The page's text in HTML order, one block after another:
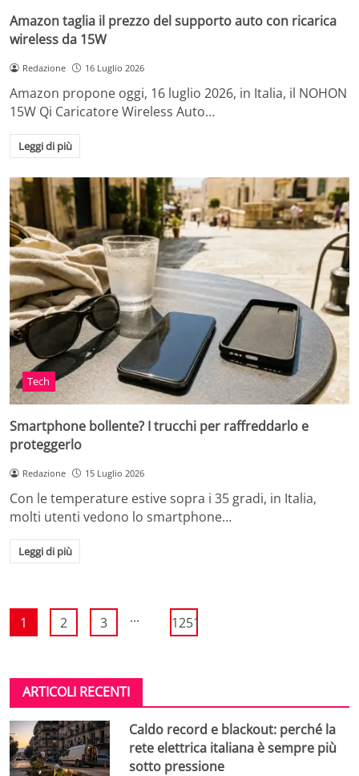
Amazon taglia il prezzo del supporto auto con ricarica
wireless da 15W
Redazione 16 Luglio 2026
Amazon propone oggi, 16 luglio 2026, in Italia, il NOHON
15W Qi Caricatore Wireless Auto…
Leggi di più
Tech
Smartphone bollente? I trucchi per raffreddarlo e
proteggerlo
Redazione 15 Luglio 2026
Con le temperature estive sopra i 35 gradi, in Italia,
molti utenti vedono lo smartphone…
Leggi di più
1 2 3 ... 1251
ARTICOLI RECENTI
Caldo record e blackout: perché la
rete elettrica italiana è sempre più
sotto pressione